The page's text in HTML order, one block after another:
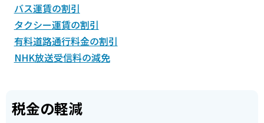
バス運賃の割引
タクシー運賃の割引
有料道路通行料金の割引
NHK放送受信料の減免
税金の軽減